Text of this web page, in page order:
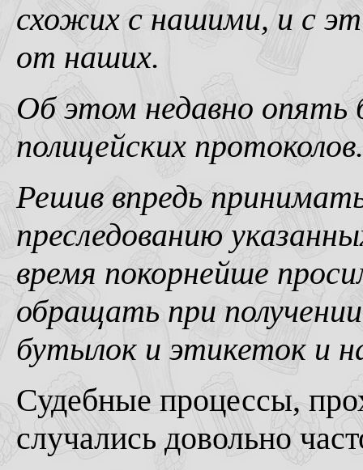
схожих с нашими, и с
от наших.
Об этом недавно опять
полицейских протоколов.
Решив впредь
преследованию
время покорнейше
обращать при
бутылок и этикеток и
Судебные процессы,
случались довольно